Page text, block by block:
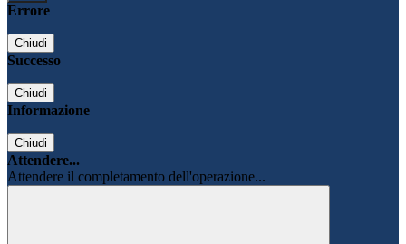
Errore
Chiudi
Successo
Chiudi
Informazione
Chiudi
Attendere...
Attendere il completamento dell'operazione...